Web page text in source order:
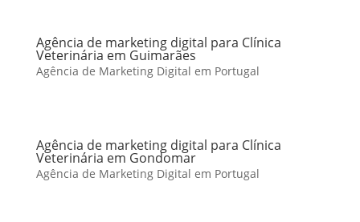
Agência de marketing digital para Clínica
Veterinária em Guimarães
Agência de Marketing Digital em Portugal
Agência de marketing digital para Clínica
Veterinária em Gondomar
Agência de Marketing Digital em Portugal